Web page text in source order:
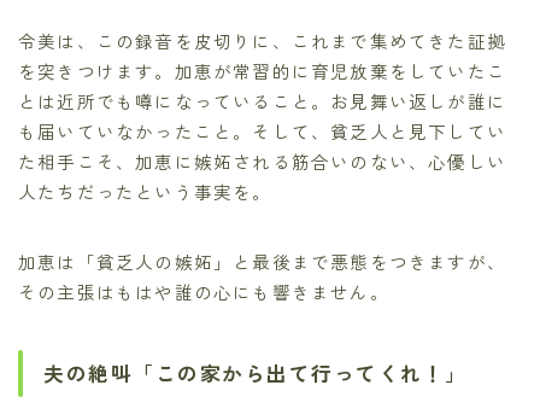
令美は、この録音を皮切りに、これまで集めてきた証拠
を突きつけます。加恵が常習的に育児放棄をしていたこ
とは近所でも噂になっていること。お見舞い返しが誰に
も届いていなかったこと。そして、貧乏人と見下してい
た相手こそ、加恵に嫉妬される筋合いのない、心優しい
人たちだったという事実を。
加恵は「貧乏人の嫉妬」と最後まで悪態をつきますが、
その主張はもはや誰の心にも響きません。
夫の絶叫「この家から出て行ってくれ！」